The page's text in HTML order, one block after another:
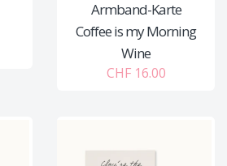
Armband-Karte
Coffee is my Morning
Wine
CHF 16.00